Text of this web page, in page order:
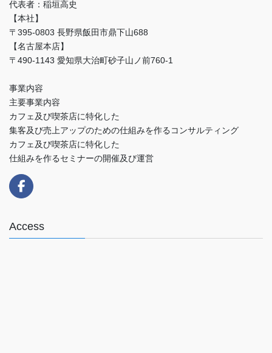
代表者：稲垣高史
【本社】
〒395-0803 長野県飯田市鼎下山688
【名古屋本店】
〒490-1143 愛知県大治町砂子山ノ前760-1
事業内容
主要事業内容
カフェ及び喫茶店に特化した
集客及び売上アップのための仕組みを作るコンサルティング
カフェ及び喫茶店に特化した
仕組みを作るセミナーの開催及び運営
Access